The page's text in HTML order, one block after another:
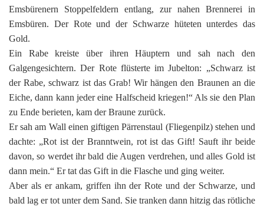
Emsbürenern Stoppelfeldern entlang, zur nahen Brennerei in
Emsbüren. Der Rote und der Schwarze hüteten unterdes das
Gold.
Ein Rabe kreiste über ihren Häuptern und sah nach den
Galgengesichtern. Der Rote flüsterte im Jubelton: „Schwarz ist
der Rabe, schwarz ist das Grab! Wir hängen den Braunen an die
Eiche, dann kann jeder eine Halfscheid kriegen!“ Als sie den Plan
zu Ende berieten, kam der Braune zurück.
Er sah am Wall einen giftigen Pärrenstaul (Fliegenpilz) stehen und
dachte: „Rot ist der Branntwein, rot ist das Gift! Sauft ihr beide
davon, so werdet ihr bald die Augen verdrehen, und alles Gold ist
dann mein.“ Er tat das Gift in die Flasche und ging weiter.
Aber als er ankam, griffen ihn der Rote und der Schwarze, und
bald lag er tot unter dem Sand. Sie tranken dann hitzig das rötliche